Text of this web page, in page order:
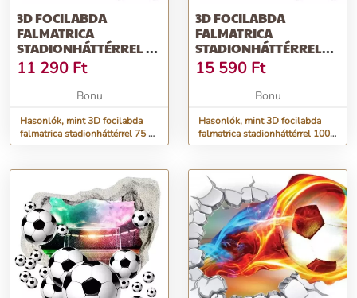
3D FOCILABDA
FALMATRICA
STADIONHÁTTÉRREL 75
X 75 CM
11 290 Ft
Bonu
Hasonlók, mint 3D focilabda
falmatrica stadionháttérrel 75 x
75 cm
3D FOCILABDA
FALMATRICA
STADIONHÁTTÉRREL
100 X 100 CM
15 590 Ft
Bonu
Hasonlók, mint 3D focilabda
falmatrica stadionháttérrel 100 x
100 cm